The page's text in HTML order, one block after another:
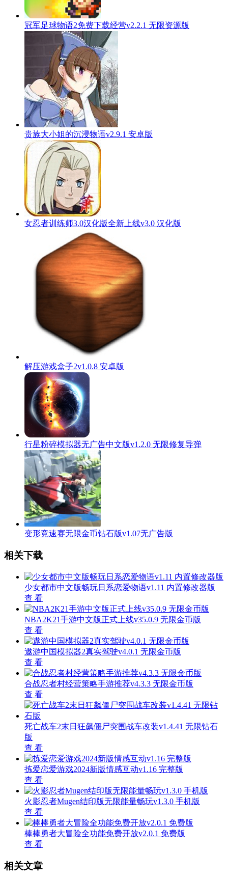
冠军足球物语2免费下载经营v2.2.1 无限资源版
贵族大小姐的沉浸物语v2.9.1 安卓版
女忍者训练师3.0汉化版全新上线v3.0 汉化版
解压游戏盒子2v1.0.8 安卓版
行星粉碎模拟器无广告中文版v1.2.0 无限修复导弹
变形竞速赛无限金币钻石版v1.07无广告版
相关下载
少女都市中文版畅玩日系恋爱物语v1.11 内置修改器版
查 看
NBA2K21手游中文版正式上线v35.0.9 无限金币版
查 看
遨游中国模拟器2真实驾驶v4.0.1 无限金币版
查 看
合战忍者村经营策略手游推荐v4.3.3 无限金币版
查 看
死亡战车2末日狂飙僵尸突围战车改装v1.4.41 无限钻石
版
查 看
拣爱恋爱游戏2024新版情感互动v1.16 完整版
查 看
火影忍者Mugen结印版无限能量畅玩v1.3.0 手机版
查 看
棒棒勇者大冒险全功能免费开放v2.0.1 免费版
查 看
相关文章